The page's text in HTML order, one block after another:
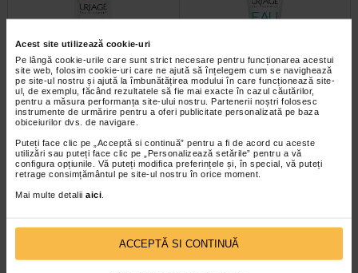
Acest site utilizează cookie-uri
Pe lângă cookie-urile care sunt strict necesare pentru funcționarea acestui
site web, folosim cookie-uri care ne ajută să înțelegem cum se navighează
pe site-ul nostru și ajută la îmbunătățirea modului în care funcționează site-
ul, de exemplu, făcând rezultatele să fie mai exacte în cazul căutărilor,
pentru a măsura performanța site-ului nostru. Partenerii noștri folosesc
instrumente de urmărire pentru a oferi publicitate personalizată pe baza
obiceiurilor dvs. de navigare.
Puteți face clic pe „Acceptă si continuă” pentru a fi de acord cu aceste
utilizări sau puteți face clic pe „Personalizează setările” pentru a vă
configura opțiunile. Vă puteți modifica preferințele și, în special, vă puteți
retrage consimțământul pe site-ul nostru în orice moment.
Mai multe detalii aici
ACCEPTĂ SI CONTINUĂ
URIAGE Apa micelara pentru
ten mixt-gras X 500 ml
Apa micelara pentru ten mixt-gras
de la Uriage asigura o curatare
corecta, in doar cateva minute. In…
URIAGE Eau Thermal Crema
hidratanta SPF20+ textura…
Crema hidratanta SPF20+, cu
textura lejera, pentru hidratarea
tenului normal, cu tendinta de…